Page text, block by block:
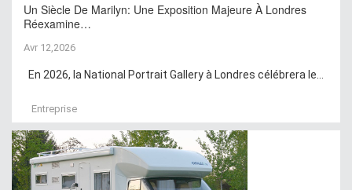
Un Siècle De Marilyn: Une Exposition Majeure À Londres
Réexamine…
Avr 12,2026
En 2026, la National Portrait Gallery à Londres célébrera le...
Entreprise